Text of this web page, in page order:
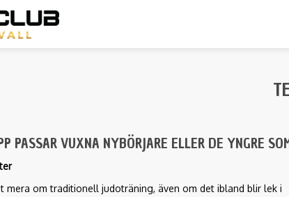
PASSAR VUXNA NYBÖRJARE ELLER DE YNGRE
mera om traditionell judoträning, även om det ibland blir lek i